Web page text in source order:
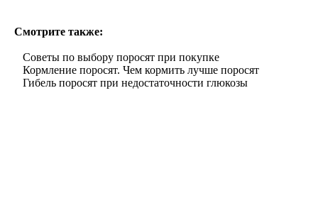
Смотрите также:
Советы по выбору поросят при покупке
Кормление поросят. Чем кормить лучше поросят
Гибель поросят при недостаточности глюкозы